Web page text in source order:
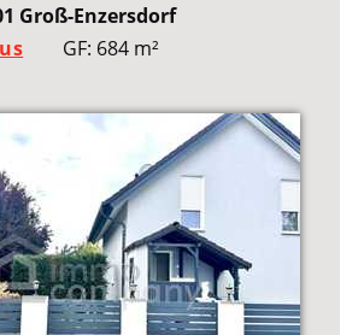
Groß-Enzersdorf
GF: 684 m²